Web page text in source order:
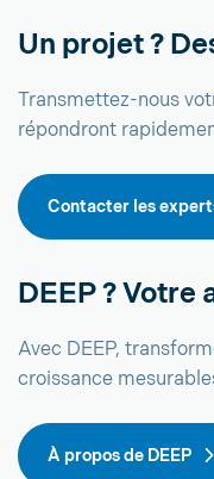
Un projet ?
Transmettez-nous
répondront
Contacter les
DEEP ? Votre
Avec DEEP,
croissance
À propos de DEEP